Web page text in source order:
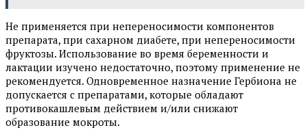
Не применяется при непереносимости компонентов
препарата, при сахарном диабете, при непереносимости
фруктозы. Использование во время беременности и
лактации изучено недостаточно, поэтому применение не
рекомендуется. Одновременное назначение Гербиона не
допускается с препаратами, которые обладают
противокашлевым действием и/или снижают
образование мокроты.